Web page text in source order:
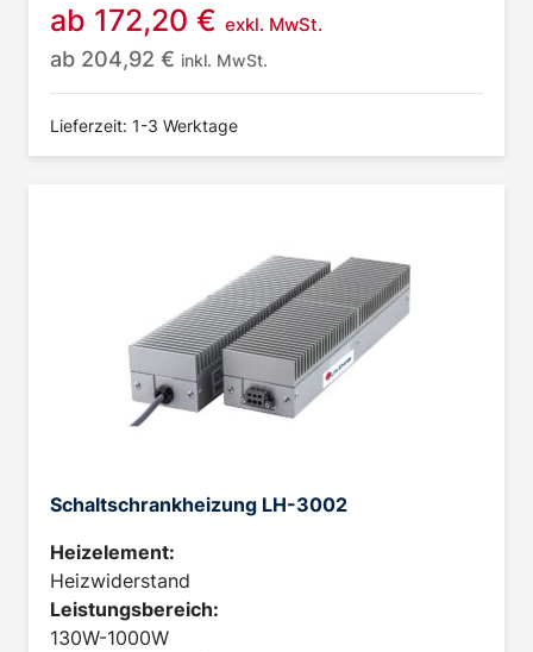
ab 172,20 € exkl. MwSt.
ab 204,92 € inkl. MwSt.
Lieferzeit: 1-3 Werktage
Schaltschrankheizung LH-3002
Heizelement:
Heizwiderstand
Leistungsbereich:
130W-1000W